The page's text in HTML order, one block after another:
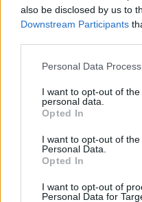
also be disclosed by us to
Downstream Participants
Personal Data
I want to opt-out of
personal data.
Opted In
I want to opt-out of
Personal Data.
Opted In
I want to opt-out of
Personal Data for
LINKÖPING 2026-8-4 KL. 17:27
Vågar du
som
eller